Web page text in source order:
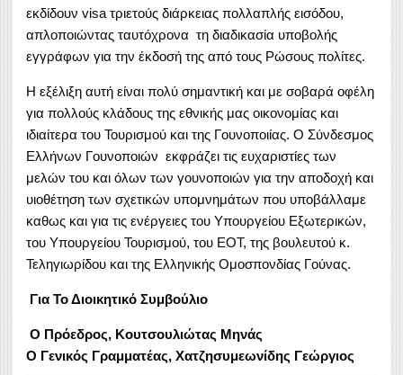
εκδίδουν visa τριετούς διάρκειας πολλαπλής εισόδου,
απλοποιώντας ταυτόχρονα τη διαδικασία υποβολής
εγγράφων για την έκδοσή της από τους Ρώσους πολίτες.
Η εξέλιξη αυτή είναι πολύ σημαντική και με σοβαρά οφέλη
για πολλούς κλάδους της εθνικής μας οικονομίας και
ιδιαίτερα του Τουρισμού και της Γουνοποιίας. Ο Σύνδεσμος
Ελλήνων Γουνοποιών εκφράζει τις ευχαριστίες των
μελών του και όλων των γουνοποιών για την αποδοχή και
υιοθέτηση των σχετικών υπομνημάτων που υποβάλλαμε
καθως και για τις ενέργειες του Υπουργείου Εξωτερικών,
του Υπουργείου Τουρισμού, του ΕΟΤ, της βουλευτού κ.
Τεληγιωρίδου και της Ελληνικής Ομοσπονδίας Γούνας.
Για Το Διοικητικό Συμβούλιο
Ο Πρόεδρος, Κουτσουλιώτας Μηνάς
Ο Γενικός Γραμματέας, Χατζησυμεωνίδης Γεώργιος